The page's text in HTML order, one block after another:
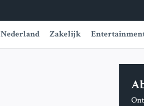
Nederland Zakelijk